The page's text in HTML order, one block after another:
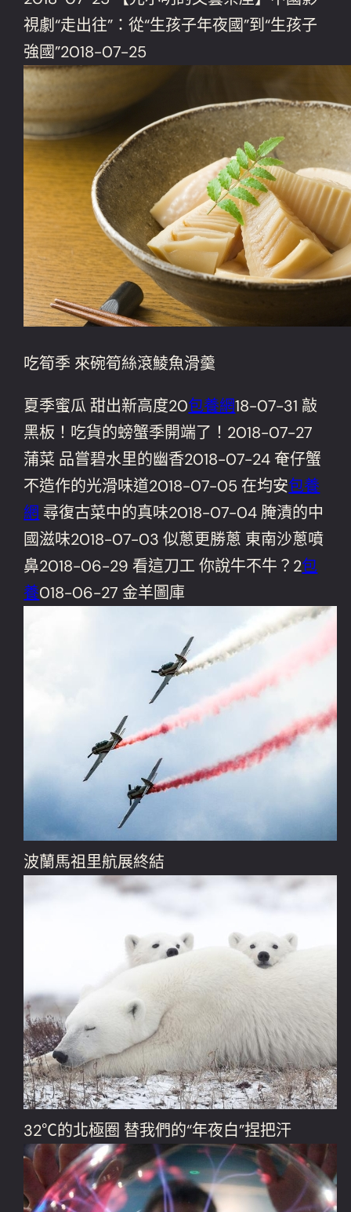
視劇“走出往”：從“生孩子年夜國”到“生孩子
強國”2018-07-25
吃筍季 來碗筍絲滾鯪魚滑羹
夏季蜜瓜 甜出新高度20包養網18-07-31 敲
黑板！吃貨的螃蟹季開端了！2018-07-27
蒲菜 品嘗碧水里的幽香2018-07-24 奄仔蟹
不造作的光滑味道2018-07-05 在均安包養
網 尋復古菜中的真味2018-07-04 腌漬的中
國滋味2018-07-03 似蔥更勝蔥 東南沙蔥噴
鼻2018-06-29 看這刀工 你說牛不牛？2包
養018-06-27 金羊圖庫
波蘭馬祖里航展終結
32℃的北極圈 替我們的“年夜白”捏把汗